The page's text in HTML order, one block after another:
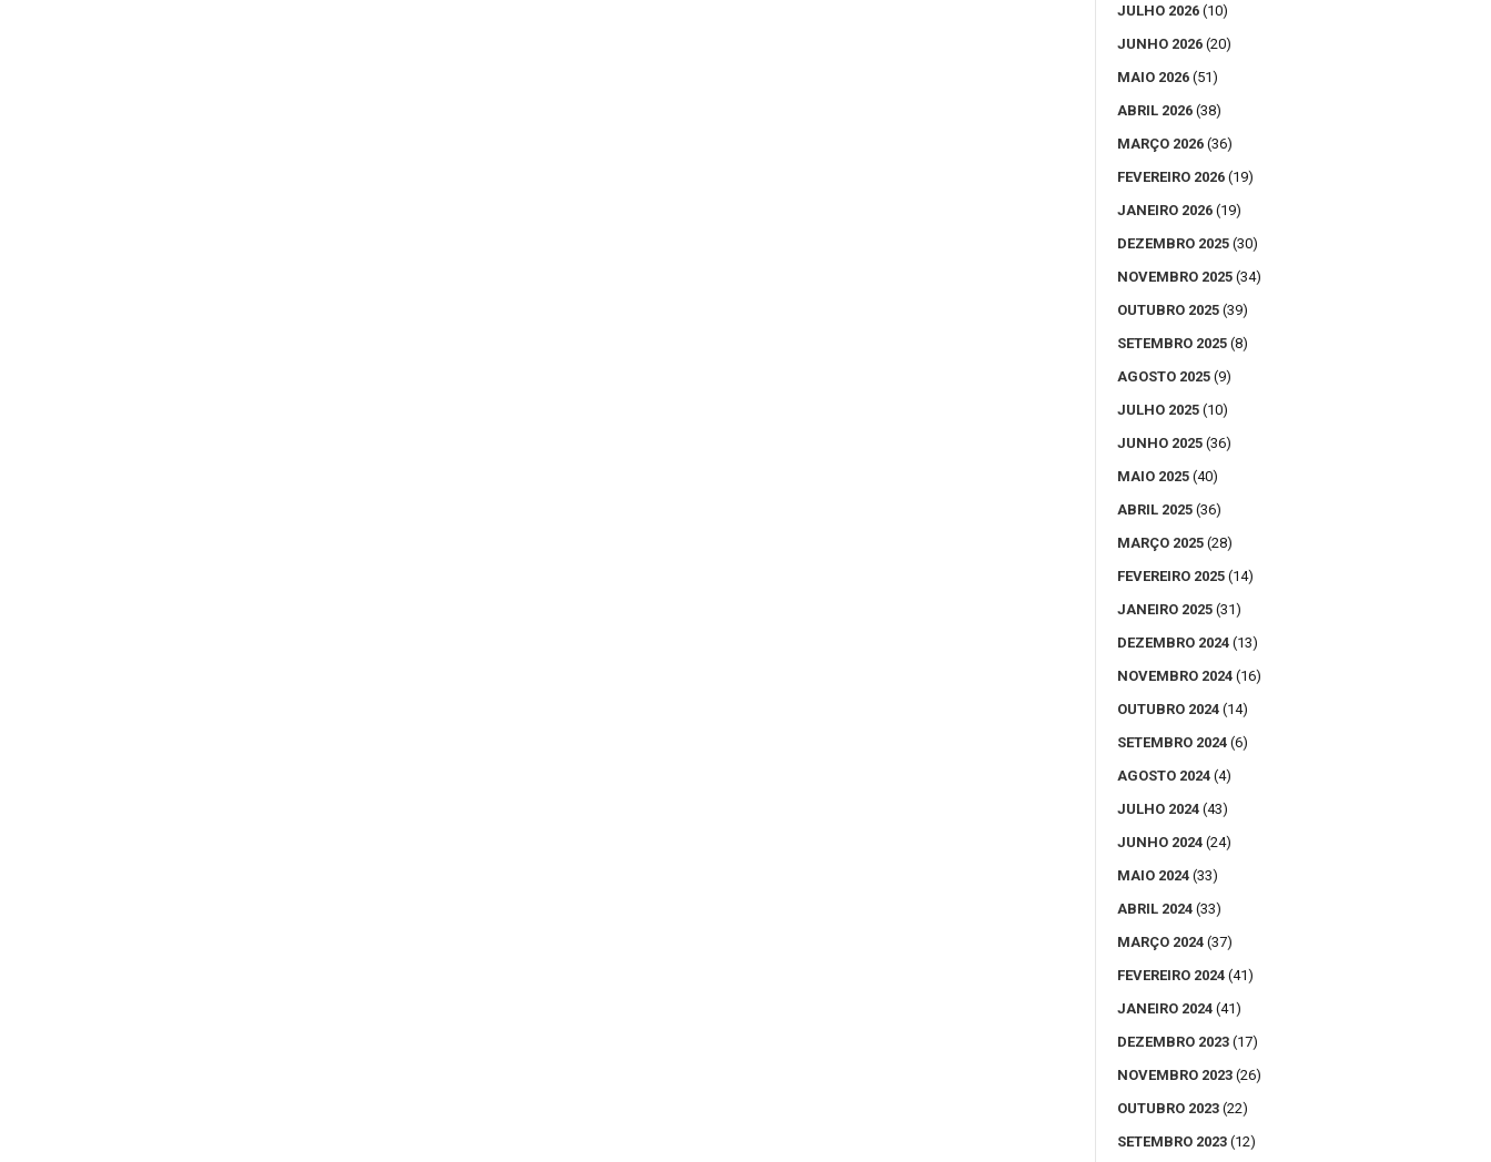
JULHO 2026 (10)
JUNHO 2026 (20)
MAIO 2026 (51)
ABRIL 2026 (38)
MARÇO 2026 (36)
FEVEREIRO 2026 (19)
JANEIRO 2026 (19)
DEZEMBRO 2025 (30)
NOVEMBRO 2025 (34)
OUTUBRO 2025 (39)
SETEMBRO 2025 (8)
AGOSTO 2025 (9)
JULHO 2025 (10)
JUNHO 2025 (36)
MAIO 2025 (40)
ABRIL 2025 (36)
MARÇO 2025 (28)
FEVEREIRO 2025 (14)
JANEIRO 2025 (31)
DEZEMBRO 2024 (13)
NOVEMBRO 2024 (16)
OUTUBRO 2024 (14)
SETEMBRO 2024 (6)
AGOSTO 2024 (4)
JULHO 2024 (43)
JUNHO 2024 (24)
MAIO 2024 (33)
ABRIL 2024 (33)
MARÇO 2024 (37)
FEVEREIRO 2024 (41)
JANEIRO 2024 (41)
DEZEMBRO 2023 (17)
NOVEMBRO 2023 (26)
OUTUBRO 2023 (22)
SETEMBRO 2023 (12)